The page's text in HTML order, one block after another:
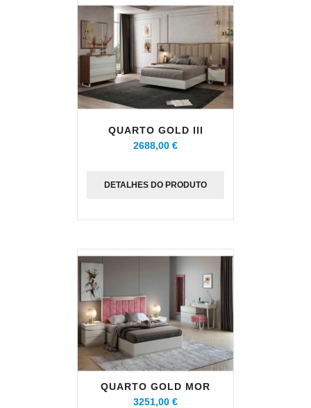
QUARTO GOLD III
2688,00 €
DETALHES DO PRODUTO
QUARTO GOLD MOR
3251,00 €